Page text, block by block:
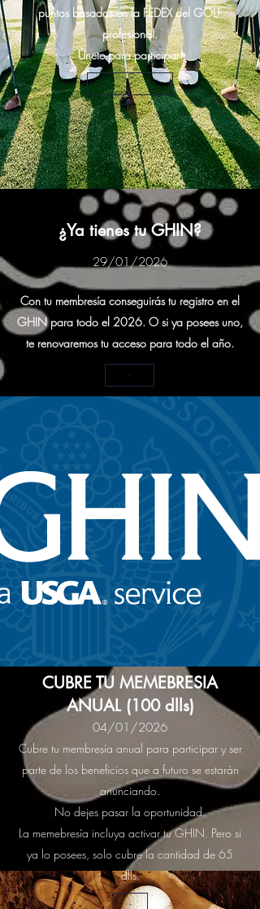
puntos basadas en la FEDEX del GOLF
profesional.
Únete para participar!
-
¿Ya tienes tu GHIN?
29/01/2026
Con tu membresía conseguirás tu registro en el
GHIN para todo el 2026. O si ya posees uno,
te renovaremos tu acceso para todo el año.
-
CUBRE TU MEMEBRESIA
ANUAL (100 dlls)
04/01/2026
Cubre tu membresía anual para participar y ser
parte de los beneficios que a futuro se estarán
anunciando.
No dejes pasar la oportunidad.
La memebresía incluya activar tu GHIN. Pero si
ya lo posees, solo cubre la cantidad de 65
dlls.
-